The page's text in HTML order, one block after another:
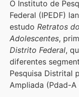
O Instituto de
Federal (IPEDF)
estudo Retratos
Adolescentes,
Distrito Federal,
diferentes
Pesquisa Distrital
Ampliada (Pdad-A